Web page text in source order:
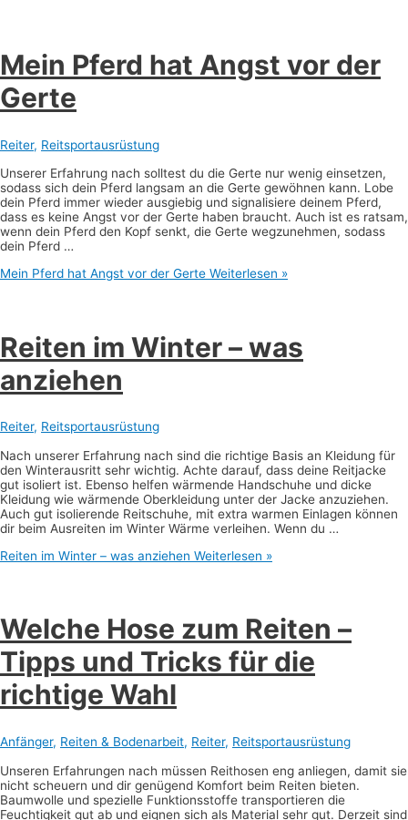
Mein Pferd hat Angst vor der
Gerte
Reiter, Reitsportausrüstung
Unserer Erfahrung nach solltest du die Gerte nur wenig einsetzen,
sodass sich dein Pferd langsam an die Gerte gewöhnen kann. Lobe
dein Pferd immer wieder ausgiebig und signalisiere deinem Pferd,
dass es keine Angst vor der Gerte haben braucht. Auch ist es ratsam,
wenn dein Pferd den Kopf senkt, die Gerte wegzunehmen, sodass
dein Pferd …
Mein Pferd hat Angst vor der Gerte Weiterlesen »
Reiten im Winter – was
anziehen
Reiter, Reitsportausrüstung
Nach unserer Erfahrung nach sind die richtige Basis an Kleidung für
den Winterausritt sehr wichtig. Achte darauf, dass deine Reitjacke
gut isoliert ist. Ebenso helfen wärmende Handschuhe und dicke
Kleidung wie wärmende Oberkleidung unter der Jacke anzuziehen.
Auch gut isolierende Reitschuhe, mit extra warmen Einlagen können
dir beim Ausreiten im Winter Wärme verleihen. Wenn du …
Reiten im Winter – was anziehen Weiterlesen »
Welche Hose zum Reiten –
Tipps und Tricks für die
richtige Wahl
Anfänger, Reiten & Bodenarbeit, Reiter, Reitsportausrüstung
Unseren Erfahrungen nach müssen Reithosen eng anliegen, damit sie
nicht scheuern und dir genügend Komfort beim Reiten bieten.
Baumwolle und spezielle Funktionsstoffe transportieren die
Feuchtigkeit gut ab und eignen sich als Material sehr gut. Derzeit sind